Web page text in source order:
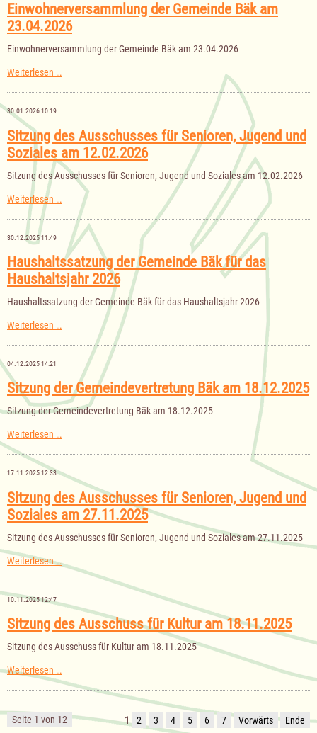
und
Soziales
am
28.04.2026
Einwohnerversammlung der Gemeinde Bäk am
23.04.2026
Einwohnerversammlung der Gemeinde Bäk am 23.04.2026
Weiterlesen …
Gemeinde
23.04.2026
30.01.2026 10:19
Sitzung des Ausschusses für Senioren, Jugend und
Soziales am 12.02.2026
Sitzung des Ausschusses für Senioren, Jugend und Soziales am 12.02.2026
Weiterlesen … Sitzung
Ausschusses
Senioren,
Jugend
und
Soziales
am
12.02.2026
30.12.2025 11:49
Haushaltssatzung der Gemeinde Bäk für das
Haushaltsjahr 2026
Haushaltssatzung der Gemeinde Bäk für das Haushaltsjahr 2026
Weiterlesen … Haushaltssatzung
Gemeinde
Haushaltsjahr
2026
04.12.2025 14:21
Sitzung der Gemeindevertretung Bäk am 18.12.2025
Sitzung der Gemeindevertretung Bäk am 18.12.2025
Weiterlesen …Sitzung
Gemeindevertretung
am
18.12.2025
17.11.2025 12:33
Sitzung des Ausschusses für Senioren, Jugend und
Soziales am 27.11.2025
Sitzung des Ausschusses für Senioren, Jugend und Soziales am 27.11.2025
Weiterlesen …
des
Ausschusses
Senioren,
Jugend
und
am
10.11.2025 12:47
Sitzung des Ausschuss für Kultur am 18.11.2025
Sitzung des Ausschuss für Kultur am 18.11.2025
Weiterlesen …Sitzung
des
Ausschuss
Kultur
am
Seite 1 von 12 1 2 3 4 5 6 7 Vorwärts Ende